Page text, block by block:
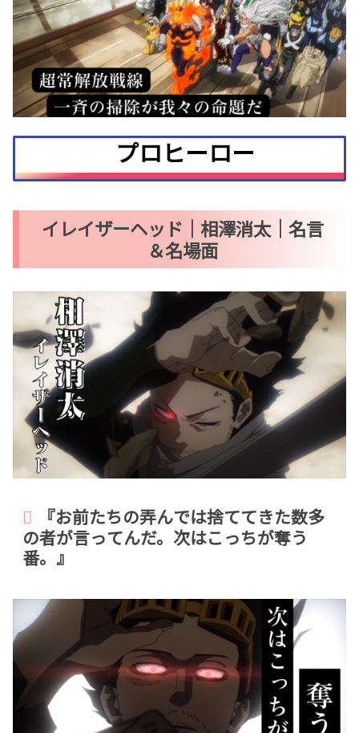
プロヒーロー
イレイザーヘッド｜相澤消太｜名言
＆名場面
『お前たちの弄んでは捨ててきた数多
の者が言ってんだ。次はこっちが奪う
番。』